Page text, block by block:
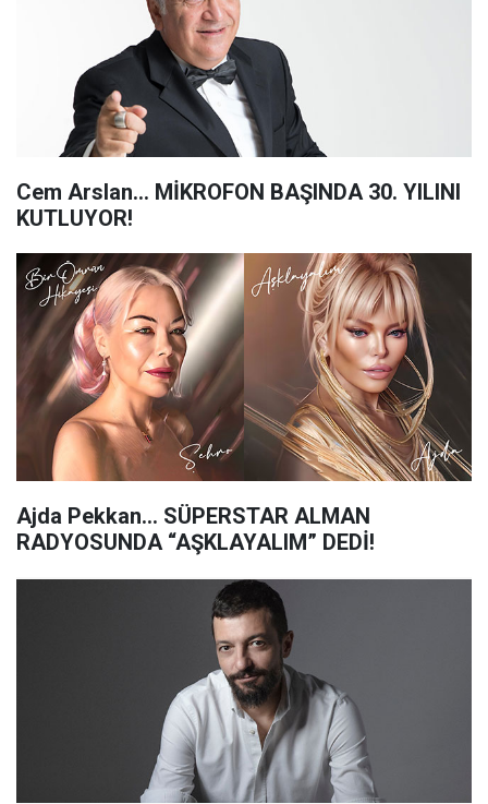
Cem Arslan... MİKROFON BAŞINDA 30. YILINI
KUTLUYOR!
Ajda Pekkan... SÜPERSTAR ALMAN
RADYOSUNDA “AŞKLAYALIM” DEDİ!